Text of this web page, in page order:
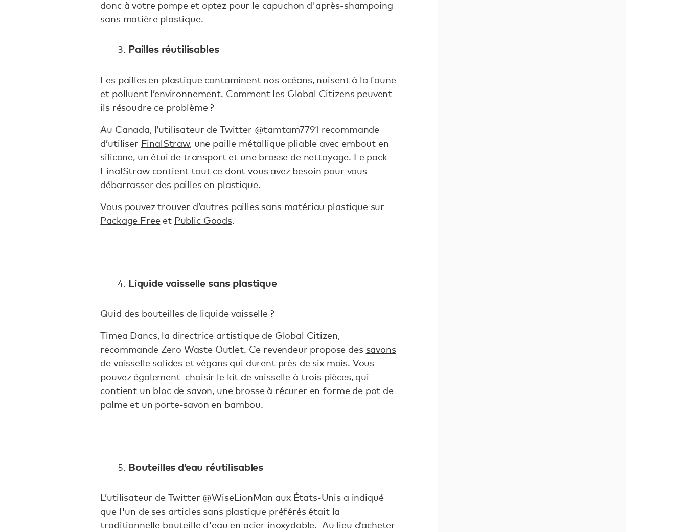
donc à votre pompe et optez pour le capuchon d'après-shampoing
sans matière plastique.
Pailles réutilisables
Les pailles en plastique contaminent nos océans, nuisent à la faune
et polluent l’environnement. Comment les Global Citizens peuvent-
ils résoudre ce problème ?
Au Canada, l’utilisateur de Twitter @tamtam7791 recommande
d’utiliser FinalStraw, une paille métallique pliable avec embout en
silicone, un étui de transport et une brosse de nettoyage. Le pack
FinalStraw contient tout ce dont vous avez besoin pour vous
débarrasser des pailles en plastique.
Vous pouvez trouver d’autres pailles sans matériau plastique sur
Package Freeet Public Goods.
Liquide vaisselle sans plastique
Quid des bouteilles de liquide vaisselle ?
Timea Dancs, la directrice artistique de Global Citizen,
recommande Zero Waste Outlet. Ce revendeur propose des savons
de vaisselle solides et végansqui durent près de six mois. Vous
pouvez également choisir le kit de vaisselle à trois pièces, qui
contient un bloc de savon, une brosse à récurer en forme de pot de
palme et un porte-savon en bambou.
Bouteilles d’eau réutilisables
L’utilisateur de Twitter @WiseLionMan aux États-Unis a indiqué
que l'un de ses articles sans plastique préférés était la
traditionnelle bouteille d'eau en acier inoxydable. Au lieu d’acheter